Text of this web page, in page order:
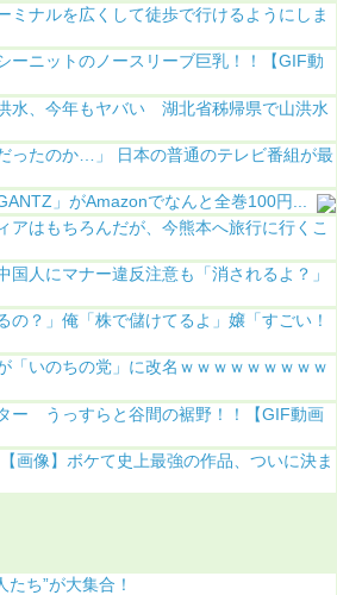
ミナルを広くして徒歩で行けるようにしま
ニットのノースリーブ巨乳！！【GIF動
水、今年もヤバい 湖北省秭帰県で山洪水
ったのか…」 日本の普通のテレビ番組が最
」がAmazonでなんと全巻100円...
アはもちろんだが、今熊本へ旅行に行くこ
国人にマナー違反注意も「消されるよ？」
の？」俺「株で儲けてるよ」嬢「すごい！
「いのちの党」に改名ｗｗｗｗｗｗｗｗｗ
ー うっすらと谷間の裾野！！【GIF動画
画像】ボケて史上最強の作品、ついに決ま
ち”が大集合！